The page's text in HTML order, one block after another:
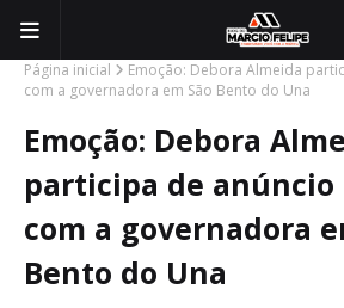
Página inicial
Emoção: Debora Almeida
com a governadora em São Bento do Una
Emoção: Debora
participa de
com a governadora
Bento do Una